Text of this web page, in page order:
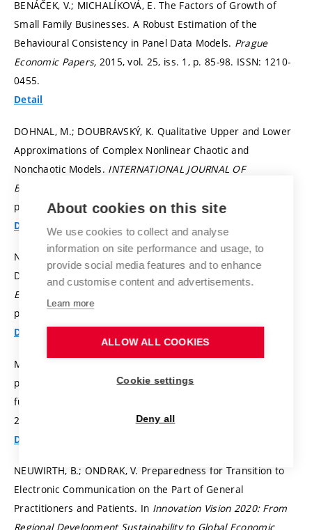
BENÁČEK, V.; MICHALÍKOVÁ, E. The Factors of Growth of
Small Family Businesses. A Robust Estimation of the
Behavioural Consistency in Panel Data Models. Prague
Economic Papers, 2015, vol. 25, iss. 1, p. 85-98. ISSN: 1210-
0455.
Detail
DOHNAL, M.; DOUBRAVSKÝ, K. Qualitative Upper and Lower
Approximations of Complex Nonlinear Chaotic and
Nonchaotic Models. INTERNATIONAL JOURNAL OF
BIFURCATION AND CHAOS,
p. 1-12.ISSN: 0218-1274.
Detail
NOVOTNÁ, V. Numerical Solution of the Inventory Balance
Delay Differential Equation.
International Journal of
Engineering Business Management,
p. 1-9. ISSN: 1847-9790.
Detail
MUKHIGULASHVILI, S.; PŮŽA, B. The focal boundary value
problem for strongly singular higher-order nonlinear
functional-differential equations.
2015, vol. 2015, iss. 17,
p. 1-21.ISSN: 1687-2770.
Detail
NEUWIRTH, B.; ONDRÁK, V. Preparedness for Transition to
Electronic Communication on the Part of General
Practitioners and Patients. In Innovation Vision 2020: From
Regional Development Sustainability to Global Economic
About cookies on this site
We use cookies to collect and analyse
information on site performance and usage, to
provide social media features and to enhance
and customise content and advertisements.
Learn more
ALLOW ALL COOKIES
Cookie settings
Deny all